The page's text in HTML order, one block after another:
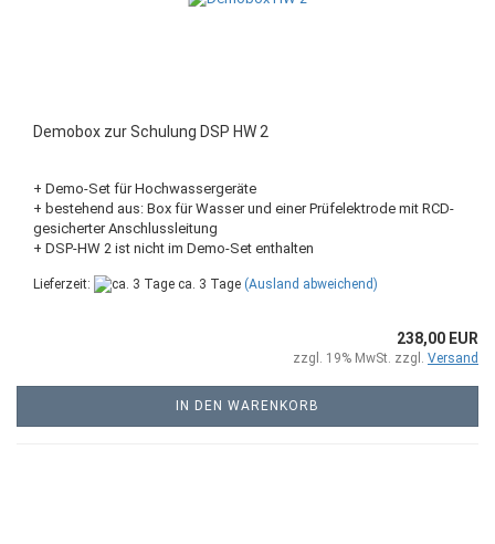
Demobox zur Schulung DSP HW 2
+ Demo-Set für Hochwassergeräte
+ bestehend aus: Box für Wasser und einer Prüfelektrode mit RCD-
gesicherter Anschlussleitung
+ DSP-HW 2 ist nicht im Demo-Set enthalten
Lieferzeit: ca. 3 Tage (Ausland abweichend)
238,00 EUR
zzgl. 19% MwSt. zzgl. Versand
IN DEN WARENKORB